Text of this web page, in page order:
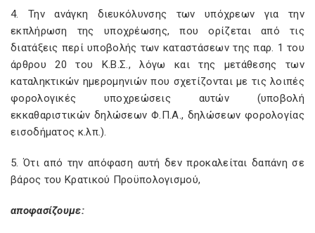
4. Την ανάγκη διευκόλυνσης των υπόχρεων για την
εκπλήρωση της υποχρέωσης, που ορίζεται από τις
διατάξεις περί υποβολής των καταστάσεων της παρ. 1 του
άρθρου 20 του Κ.Β.Σ., λόγω και της μετάθεσης των
καταληκτικών ημερομηνιών που σχετίζονται με τις λοιπές
φορολογικές υποχρεώσεις αυτών (υποβολή
εκκαθαριστικών δηλώσεων Φ.Π.Α., δηλώσεων φορολογίας
εισοδήματος κ.λπ.).
5. Ότι από την απόφαση αυτή δεν προκαλείται δαπάνη σε
βάρος του Κρατικού Προϋπολογισμού,
αποφασίζουμε: